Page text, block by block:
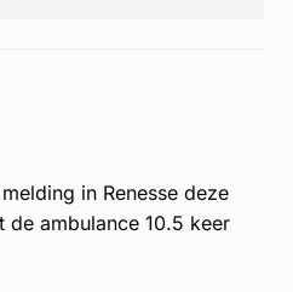
in Renesse deze
de ambulance 10.5 keer